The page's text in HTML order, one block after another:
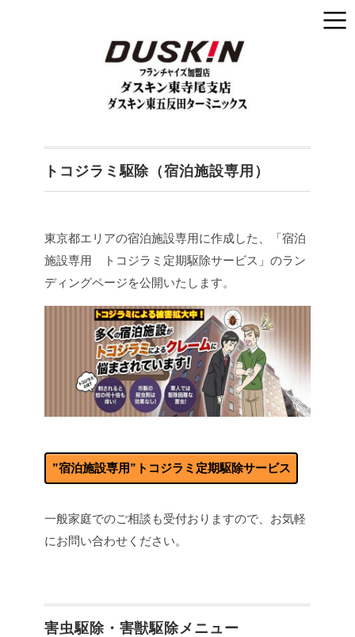
トコジラミ駆除（宿泊施設専用）
東京都エリアの宿泊施設専用に作成した、「宿泊
施設専用 トコジラミ定期駆除サービス」のラン
ディングページを公開いたします。
”宿泊施設専用”トコジラミ定期駆除サービス
一般家庭でのご相談も受付おりますので、お気軽
にお問い合わせください。
害虫駆除・害獣駆除メニュー